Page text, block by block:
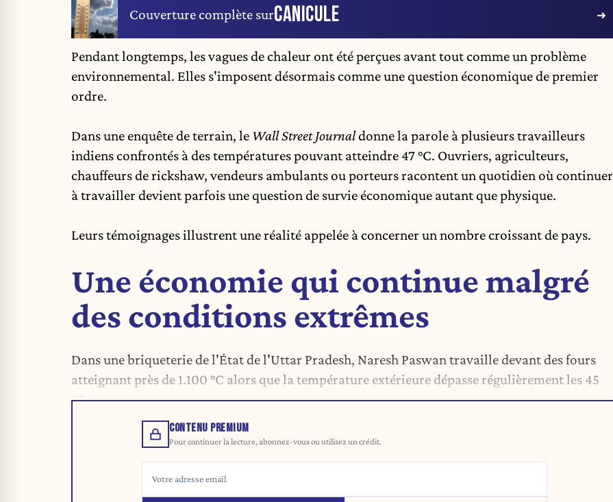
Couverture complète surCANICULE
Pendant longtemps, lesvagues de chaleur ont été perçues avant tout comme un problème
environnemental. Elles s'imposent désormais comme une question économique de premier
ordre.
Dans une enquête de terrain, le Wall Street Journaldonne la parole à plusieurs travailleurs
indiens confrontés à des températures pouvant atteindre 47 °C. Ouvriers, agriculteurs,
chauffeurs de rickshaw, vendeurs ambulants ou porteurs racontent un quotidien où continuer
à travailler devient parfois une question de survie économique autant que physique.
Leurs témoignages illustrent une réalité appelée à concerner un nombre croissant de pays.
Une économie qui continue malgré
des conditions extrêmes
Dans une briqueterie de l'État de l'Uttar Pradesh, Naresh Paswan travaille devant des fours
atteignant près de 1.100 °C alors que la température extérieure dépasse régulièrement les 45
°C.
CONTENU PREMIUM
Pour continuer la lecture, abonnez-vous ou utilisez un crédit.